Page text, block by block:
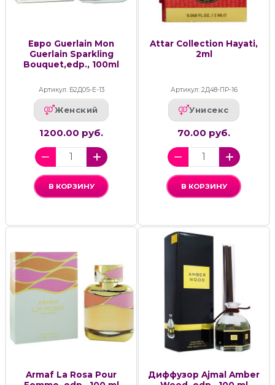
Евро Guerlain Mon
Guerlain Sparkling
Bouquet,edp., 100ml
Артикул: Б2Д05-Е-13
Женский
1200.00 руб.
В КОРЗИНУ
Attar Collection Hayati,
2ml
Артикул: 2Д48-ПР-16
Унисекс
70.00 руб.
В КОРЗИНУ
Armaf La Rosa Pour
Диффузор Ajmal Amber